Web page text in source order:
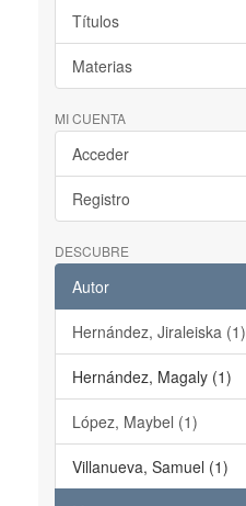
Títulos
Materias
MI CUENTA
Acceder
Registro
DESCUBRE
Autor
Hernández, Jiraleiska (1)
Hernández, Magaly (1)
López, Maybel (1)
Villanueva, Samuel (1)